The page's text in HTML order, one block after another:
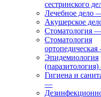
сестринского
Лечебное дело
Акушерское
Стоматология
Стоматология
ортопедическая
Эпидемиология
(паразитология)
Гигиена и
—